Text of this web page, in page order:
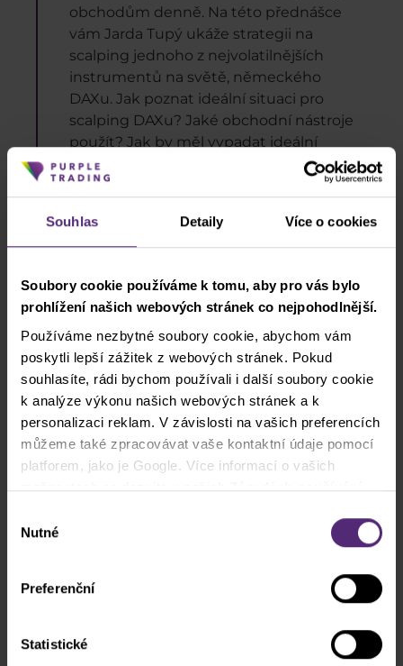
Souhlas Detaily Více o cookies
Soubory cookie používáme k tomu, aby pro vás bylo
prohlížení našich webových stránek co nejpohodlnější.
Používáme nezbytné soubory cookie, abychom vám
poskytli lepší zážitek z webových stránek. Pokud
souhlasíte, rádi bychom používali i další soubory cookie
k analýze výkonu našich webových stránek a k
personalizaci reklam. V závislosti na vašich preferencích
můžeme také zpracovávat vaše kontaktní údaje pomocí
platforem, jako je Google. Více informací o vašich
možnostech se dozvíte v našichZásadách používání
a souhlasíte s tím, že sdílíme vaše informace s třetími
stranami, například s našimi marketingovými partnery. To
zpracovávány ve Spojených státech amerických.
souhlasu
Nutné
Preferenční
Statistické
obchodům denně. Na této přednášce
vám Jarda Tupý ukáže strategii na
scalping jednoho z nejvolatilnějších
instrumentů na světě, německého
DAXu. Jak poznat ideální situaci pro
scalping DAXu? Jaké obchodní nástroje
použít? Jak by měl vypadat ideální
obchod? Na co si dát pozor?
15.30 - 15.45
Coffee Break
15.45 - 16.30
Nelly Novotná
3 nejčastější chyby traderů a jak se jim
vyvarovat
Psychologie je nedílnou součástí
tradingu. Pojďte si poslechnout, proč je
pro vás jako pro obchodníka psychologie
vlastně tolik důležitá a na čem ještě
můžete zapracovat. Na přednášce se
dopouští a jak těmto chybám předejít.
16.30 - 17.15
Tradingová strategie vítěze World